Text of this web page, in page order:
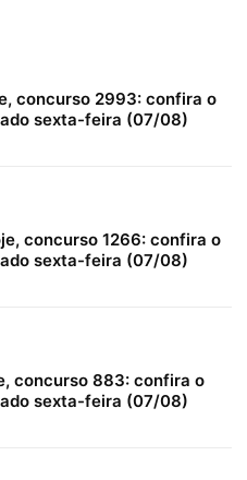
concurso 2993: confira o
sexta-feira (07/08)
concurso 1266: confira o
sexta-feira (07/08)
concurso 883: confira o
sexta-feira (07/08)